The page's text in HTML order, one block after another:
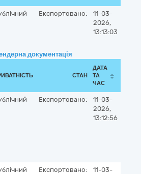
Експортовано:
11-03-
2026,
13:13:03
документація
СТАН
ДАТА
ТА
ЧАС
Експортовано:
11-03-
2026,
13:12:56
Експортовано:
11-03-